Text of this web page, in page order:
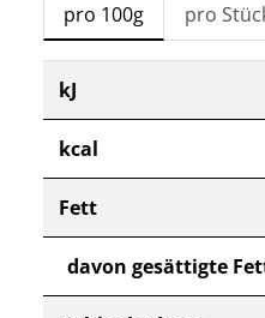
pro 100g pro
kJ
kcal
Fett
davon gesättigte